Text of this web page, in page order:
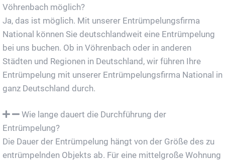
Vöhrenbach möglich?
Ja, das ist möglich. Mit unserer Entrümpelungsfirma
National können Sie deutschlandweit eine Entrümpelung
bei uns buchen. Ob in Vöhrenbach oder in anderen
Städten und Regionen in Deutschland, wir führen Ihre
Entrümpelung mit unserer Entrümpelungsfirma National in
ganz Deutschland durch.
Wie lange dauert die Durchführung der
Entrümpelung?
Die Dauer der Entrümpelung hängt von der Größe des zu
entrümpelnden Objekts ab. Für eine mittelgroße Wohnung